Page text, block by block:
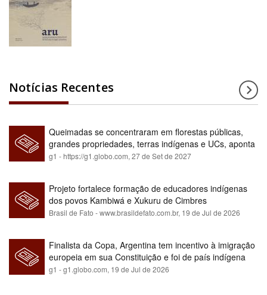
Notícias Recentes
Queimadas se concentraram em florestas públicas,
grandes propriedades, terras indígenas e UCs, aponta
relatório
g1 - https://g1.globo.com,27 de Set de 2027
Projeto fortalece formação de educadores indígenas
dos povos Kambiwá e Xukuru de Cimbres
Brasil de Fato - www.brasildefato.com.br, 19 de Jul de 2026
Finalista da Copa, Argentina tem incentivo à imigração
europeia em sua Constituição e foi de país indígena
para maioria branca
g1 - g1.globo.com, 19 de Jul de 2026